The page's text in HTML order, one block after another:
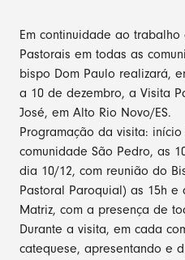
Em continuidade ao
Pastorais em todas as
bispo Dom Paulo realizará,
a 10 de dezembro, a Visita
José, em Alto Rio Novo/ES.
Programação da visita:
comunidade São Pedro, as
dia 10/12, com reunião do
Pastoral Paroquial) as 15h e
Matriz, com a presença de
Durante a visita, em cada
catequese, apresentando e